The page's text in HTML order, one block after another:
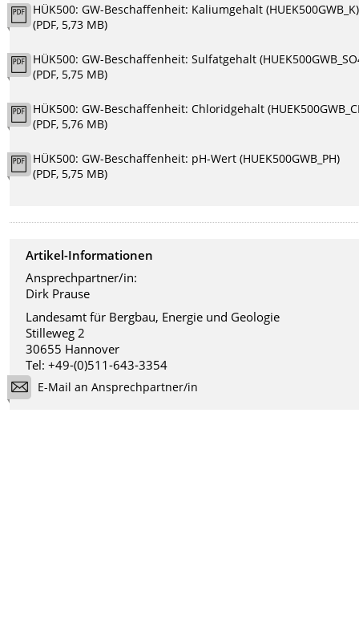
HÜK500: GW-Beschaffenheit: Kaliumgehalt (HUEK500GWB_K)
(PDF, 5,73 MB)
HÜK500: GW-Beschaffenheit: Sulfatgehalt
(PDF, 5,75 MB)
HÜK500: GW-Beschaffenheit: Chloridgehalt
(PDF, 5,76 MB)
HÜK500: GW-Beschaffenheit: pH-Wert (HUEK500GWB_PH)
(PDF, 5,75 MB)
Artikel-Informationen
Ansprechpartner/in:
Dirk Prause
Landesamt für Bergbau, Energie und Geologie
Stilleweg 2
30655 Hannover
Tel: +49-(0)511-643-3354
E-Mail an Ansprechpartner/in